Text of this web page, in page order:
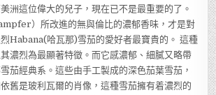
洲這位偉大的兒子，現在已不是最重要的了。
）所改進的無與倫比的濃郁香味，才是對
Habana(哈瓦那)雪茄的愛好者最寶貴的。 這種
濃烈為最顯著特徵。而它感濃郁、細膩又略帶
茄經典系。這些由手工製成的深色茄葉雪茄，
舊是玻利瓦爾的肖像，這種雪茄擁有着濃烈的